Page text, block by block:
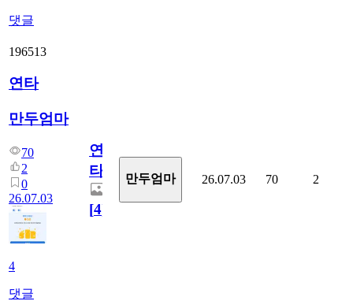
댓글
196513
연타
만두엄마
70
2
0
26.07.03
4
댓글
연
타
[4]
만두엄마 26.07.03 70 2